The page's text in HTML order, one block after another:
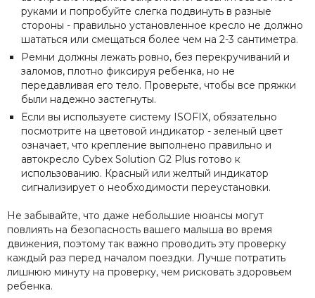
руками и попробуйте слегка подвинуть в разные
стороны - правильно установленное кресло не должно
шататься или смещаться более чем на 2-3 сантиметра.
Ремни должны лежать ровно, без перекручиваний и
заломов, плотно фиксируя ребенка, но не
передавливая его тело. Проверьте, чтобы все пряжки
были надежно застегнуты.
Если вы используете систему ISOFIX, обязательно
посмотрите на цветовой индикатор - зеленый цвет
означает, что крепление выполнено правильно и
автокресло Cybex Solution G2 Plus готово к
использованию. Красный или желтый индикатор
сигнализирует о необходимости переустановки.
Не забывайте, что даже небольшие нюансы могут
повлиять на безопасность вашего малыша во время
движения, поэтому так важно проводить эту проверку
каждый раз перед началом поездки. Лучше потратить
лишнюю минуту на проверку, чем рисковать здоровьем
ребенка.